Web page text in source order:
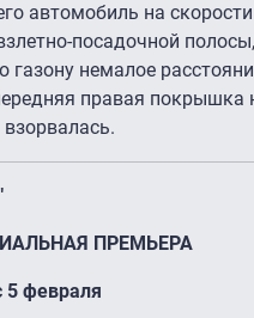
автомобиль на
посадочной
газону немалое
правая покрышка
ПРЕМЬЕРА
5 февраля